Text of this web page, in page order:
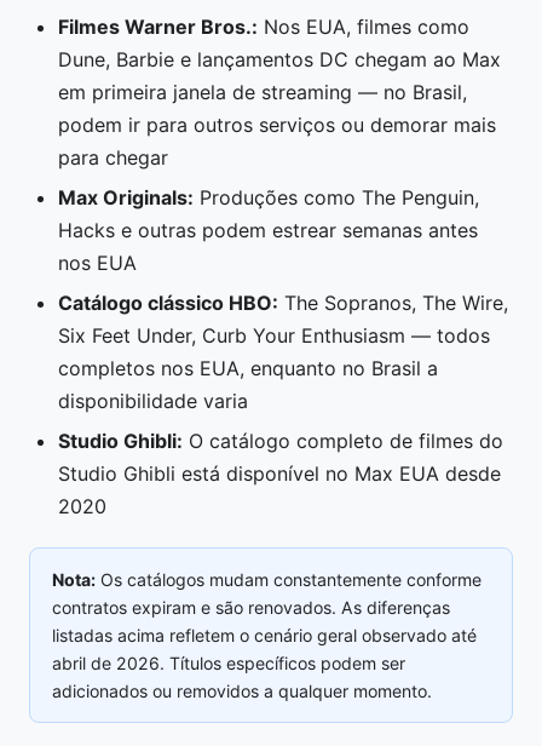
Filmes Warner Bros.: Nos EUA, filmes como
Dune, Barbie e lançamentos DC chegam ao Max
em primeira janela de streaming — no Brasil,
podem ir para outros serviços ou demorar mais
para chegar
Max Originals: Produções como The Penguin,
Hacks e outras podem estrear semanas antes
nos EUA
Catálogo clássico HBO: The Sopranos, The Wire,
Six Feet Under, Curb Your Enthusiasm — todos
completos nos EUA, enquanto no Brasil a
disponibilidade varia
Studio Ghibli: O catálogo completo de filmes do
Studio Ghibli está disponível no Max EUA desde
2020
Nota: Os catálogos mudam constantemente conforme
contratos expiram e são renovados. As diferenças
listadas acima refletem o cenário geral observado até
abril de 2026. Títulos específicos podem ser
adicionados ou removidos a qualquer momento.